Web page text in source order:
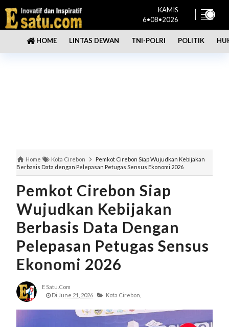
KAMIS
6•08•2026
HOME LINTAS DEWAN TNI-POLRI POLITIK
Home Kota Cirebon
Pemkot Cirebon Siap Wujudkan Kebijakan
Berbasis Data dengan Pelepasan Petugas Sensus Ekonomi 2026
Pemkot Cirebon Siap
Wujudkan Kebijakan
Berbasis Data Dengan
Pelepasan Petugas Sensus
Ekonomi 2026
E Satu.com
Di June 21, 2026 Kota Cirebon,